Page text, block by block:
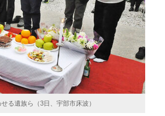
る遺族ら（3日、宇部市床波）